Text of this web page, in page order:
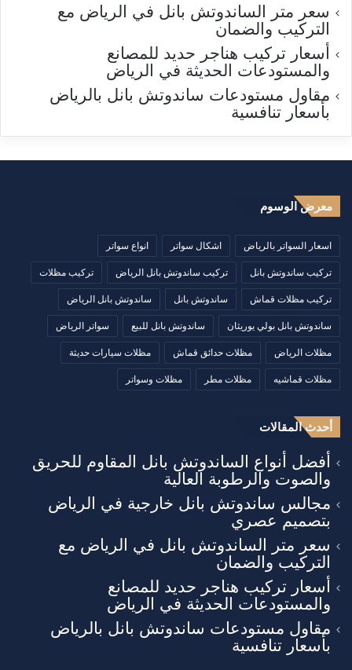
سعر متر الساندوتش بانل في الرياض مع
التركيب والضمان
أسعار تركيب هناجر حديد للمصانع
والمستودعات الحديثة في الرياض
مقاول مستودعات ساندوتش بانل بالرياض
بأسعار تنافسية
معرض الوسوم
اسعار السواتر بالرياض اشكال سواتر انواع سواتر
تركيب ساندوتش بانل تركيب ساندوتش بانل الرياض تركيب مظلات
تركيب مظلات قماش ساندوتش بانل ساندوتش بانل الرياض
ساندوتش بانل بولي يوريثان ساندوتش بانل للبيع سواتر الرياض
مظلات الرياض مظلات حدائق قماش مظلات سيارات حديثة
مظلات قماشيه مظلات مطر مظلات وسواتر
أحدث المقالات
أفضل أنواع الساندوتش بانل المقاوم للحريق
والصوت والرطوبة العالية
مجالس ساندوتش بانل خارجية في الرياض
بتصميم عصري
سعر متر الساندوتش بانل في الرياض مع
التركيب والضمان
أسعار تركيب هناجر حديد للمصانع
والمستودعات الحديثة في الرياض
مقاول مستودعات ساندوتش بانل بالرياض
بأسعار تنافسية